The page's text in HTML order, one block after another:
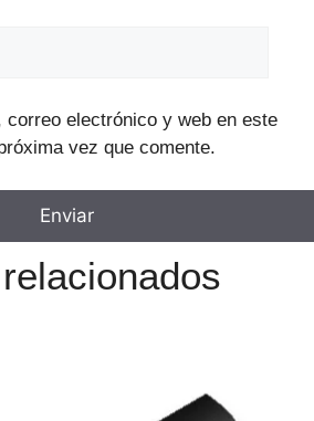
correo electrónico y web en este
vez que comente.